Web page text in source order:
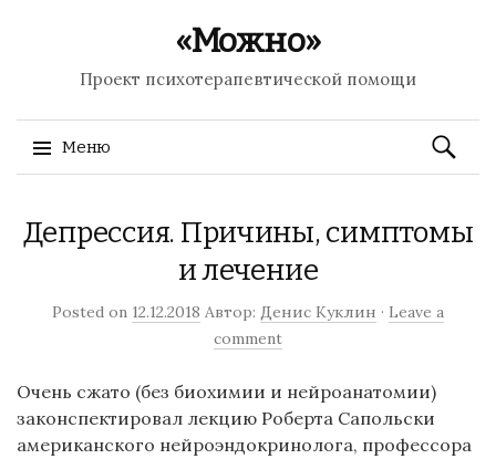
«Можно»
Проект психотерапевтической помощи
Меню
Найти:
Депрессия. Причины, симптомы
и лечение
Posted on 12.12.2018 Автор: Денис Куклин · Leave a
comment
Очень сжато (без биохимии и нейроанатомии)
законспектировал лекцию Роберта Сапольски
американского нейроэндокринолога, профессора